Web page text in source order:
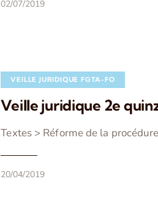
02/07/2019
VEILLE JURIDIQUE FGTA-FO
Veille juridique 2e
Textes > Réforme de la
20/04/2019